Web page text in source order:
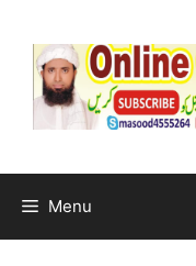
Menu